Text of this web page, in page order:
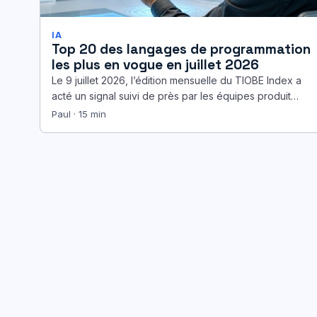
IA
Top 20 des langages de programmation
les plus en vogue en juillet 2026
Le 9 juillet 2026, l’édition mensuelle du TIOBE Index a
acté un signal suivi de près par les équipes produit…
Paul · 15 min